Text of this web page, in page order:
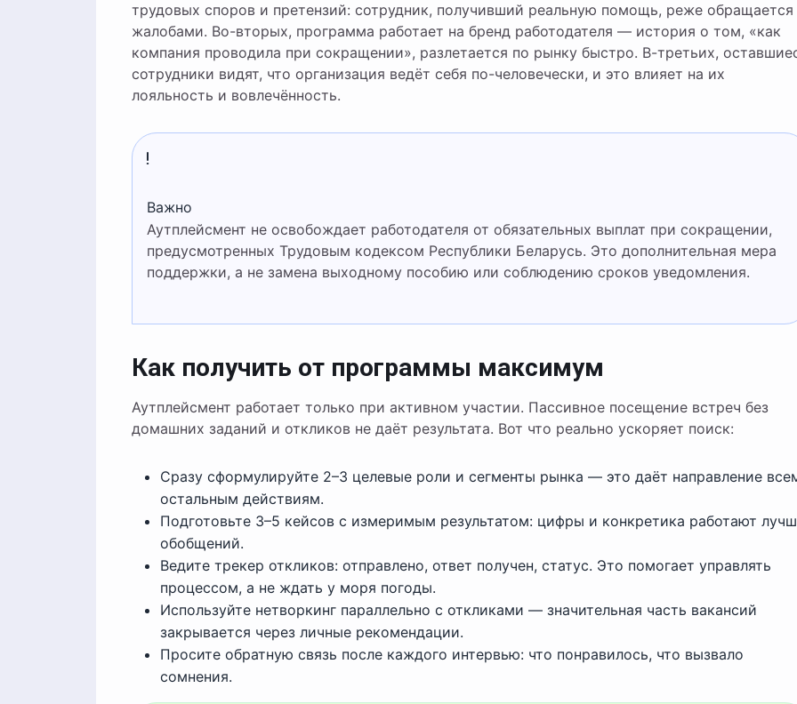
трудовых споров и претензий: сотрудник, получивший реальную помощь, реже обращается
жалобами. Во-вторых, программа работает на бренд работодателя — история о том, «как
компания проводила при сокращении», разлетается по рынку быстро. В-третьих,
сотрудники видят, что организация ведёт себя по-человечески, и это влияет на их
лояльность и вовлечённость.
Важно
Аутплейсмент не освобождает работодателя от обязательных выплат при сокращении,
предусмотренных Трудовым кодексом Республики Беларусь. Это дополнительная мера
поддержки, а не замена выходному пособию или соблюдению сроков уведомления.
Как получить от программы максимум
Аутплейсмент работает только при активном участии. Пассивное посещение встреч без
домашних заданий и откликов не даёт результата. Вот что реально ускоряет поиск:
Сразу сформулируйте 2–3 целевые роли и сегменты рынка — это даёт направление
остальным действиям.
Подготовьте 3–5 кейсов с измеримым результатом: цифры и конкретика работают
обобщений.
Ведите трекер откликов: отправлено, ответ получен, статус. Это помогает управлять
процессом, а не ждать у моря погоды.
Используйте нетворкинг параллельно с откликами — значительная часть вакансий
закрывается через личные рекомендации.
Просите обратную связь после каждого интервью: что понравилось, что вызвало
сомнения.